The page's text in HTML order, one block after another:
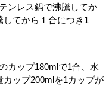
ンレス鍋で沸騰してか
してから１合につき1
カップ180mlで1合、水
ップ200mlを1カップが